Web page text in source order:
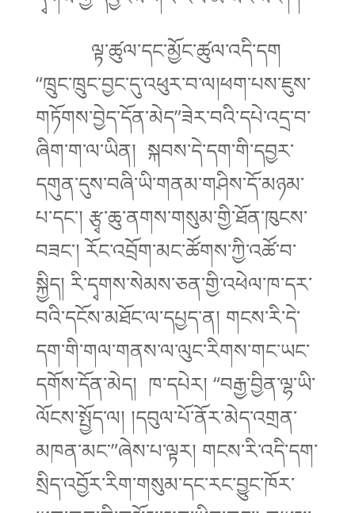
ལྟ་ཚུལ་དང་མྱོང་ཚུལ་འདི་དག
“ཁྲུང་ཁྲུང་བྱང་དུ་འཕུར་བ་ལ།ཕག་པས་ཇུས་
གཏོགས་བྱེད་དོན་མེད”ཟེར་བའི་དཔེ་འདྲ་བ་
ཞིག་ག་ལ་ཡིན། སྐབས་དེ་དག་གི་དབྱར་
དགུན་དུས་བཞི་ཡི་གནམ་གཤིས་དོ་མཉམ་
པ་དང་། རྩྭ་ཆུ་ནགས་གསུམ་གྱི་ཐོན་ཁུངས་
བཟང་། རོང་འབྲོག་མང་ཚོགས་ཀྱི་འཚོ་བ་
སྐྱིད། རི་དྭགས་སེམས་ཅན་གྱི་འཕེལ་ཁ་དར་
བའི་དངོས་མཐོང་ལ་དཔྱད་ན། གངས་རི་དེ་
དག་གི་གལ་གནས་ལ་ལུང་རིགས་གང་ཡང་
དགོས་དོན་མེད། ཁ་དཔེར། “བརྒྱ་བྱིན་ལྷ་ཡི་
ལོངས་སྤྱོད་ལ། །དབུལ་པོ་ནོར་མེད་འགྲན་
མཁན་མང་”ཞེས་པ་ལྟར། གངས་རི་འདི་དག་
སྲིད་འབྱོར་རིག་གསུམ་དང་རང་བྱུང་ཁོར་